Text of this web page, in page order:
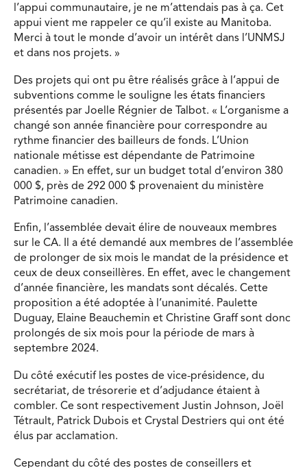
l’appui communautaire, je ne m’attendais pas à ça. Cet
appui vient me rappeler ce qu’il existe au Manitoba.
Merci à tout le monde d’avoir un intérêt dans l’UNMSJ
et dans nos projets. »
Des projets qui ont pu être réalisés grâce à l’appui de
subventions comme le souligne les états financiers
présentés par Joelle Régnier de Talbot. « L’organisme a
changé son année financière pour correspondre au
rythme financier des bailleurs de fonds. L’Union
nationale métisse est dépendante de Patrimoine
canadien. » En effet, sur un budget total d’environ 380
000 $, près de 292 000 $ provenaient du ministère
Patrimoine canadien.
Enfin, l’assemblée devait élire de nouveaux membres
sur le CA. Il a été demandé aux membres de l’assemblée
de prolonger de six mois le mandat de la présidence et
ceux de deux conseillères. En effet, avec le changement
d’année financière, les mandats sont décalés. Cette
proposition a été adoptée à l’unanimité. Paulette
Duguay, Elaine Beauchemin et Christine Graff sont donc
prolongés de six mois pour la période de mars à
septembre 2024.
Du côté exécutif les postes de vice-présidence, du
secrétariat, de trésorerie et d’adjudance étaient à
combler. Ce sont respectivement Justin Johnson, Joël
Tétrault, Patrick Dubois et Crystal Destriers qui ont été
élus par acclamation.
Cependant du côté des postes de conseillers et